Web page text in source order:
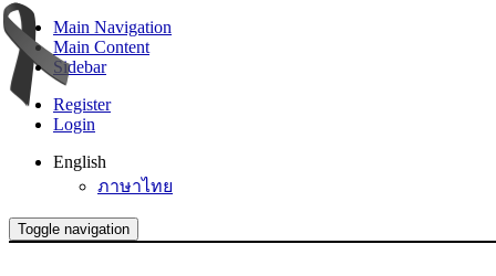
Main Navigation
Main Content
Sidebar
Register
Login
English
ภาษาไทย
Toggle navigation